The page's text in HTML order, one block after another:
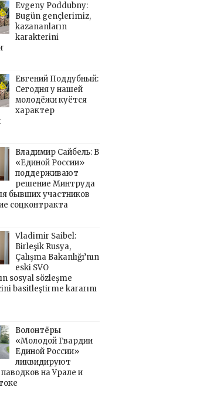
Evgeny Poddubny:
Bugün gençlerimiz,
kazananların
karakterini
Евгений Поддубный:
Сегодня у нашей
молодёжи куётся
характер
Владимир Сайбель: В
«Единой России»
поддерживают
решение Минтруда
бывших участников
соцконтракта
Vladimir Saibel:
Birleşik Rusya,
Çalışma Bakanlığı’nın
eski SVO
sosyal sözleşme
basitleştirme kararını
Волонтёры
«Молодой Гвардии
Единой России»
ликвидируют
на Урале и